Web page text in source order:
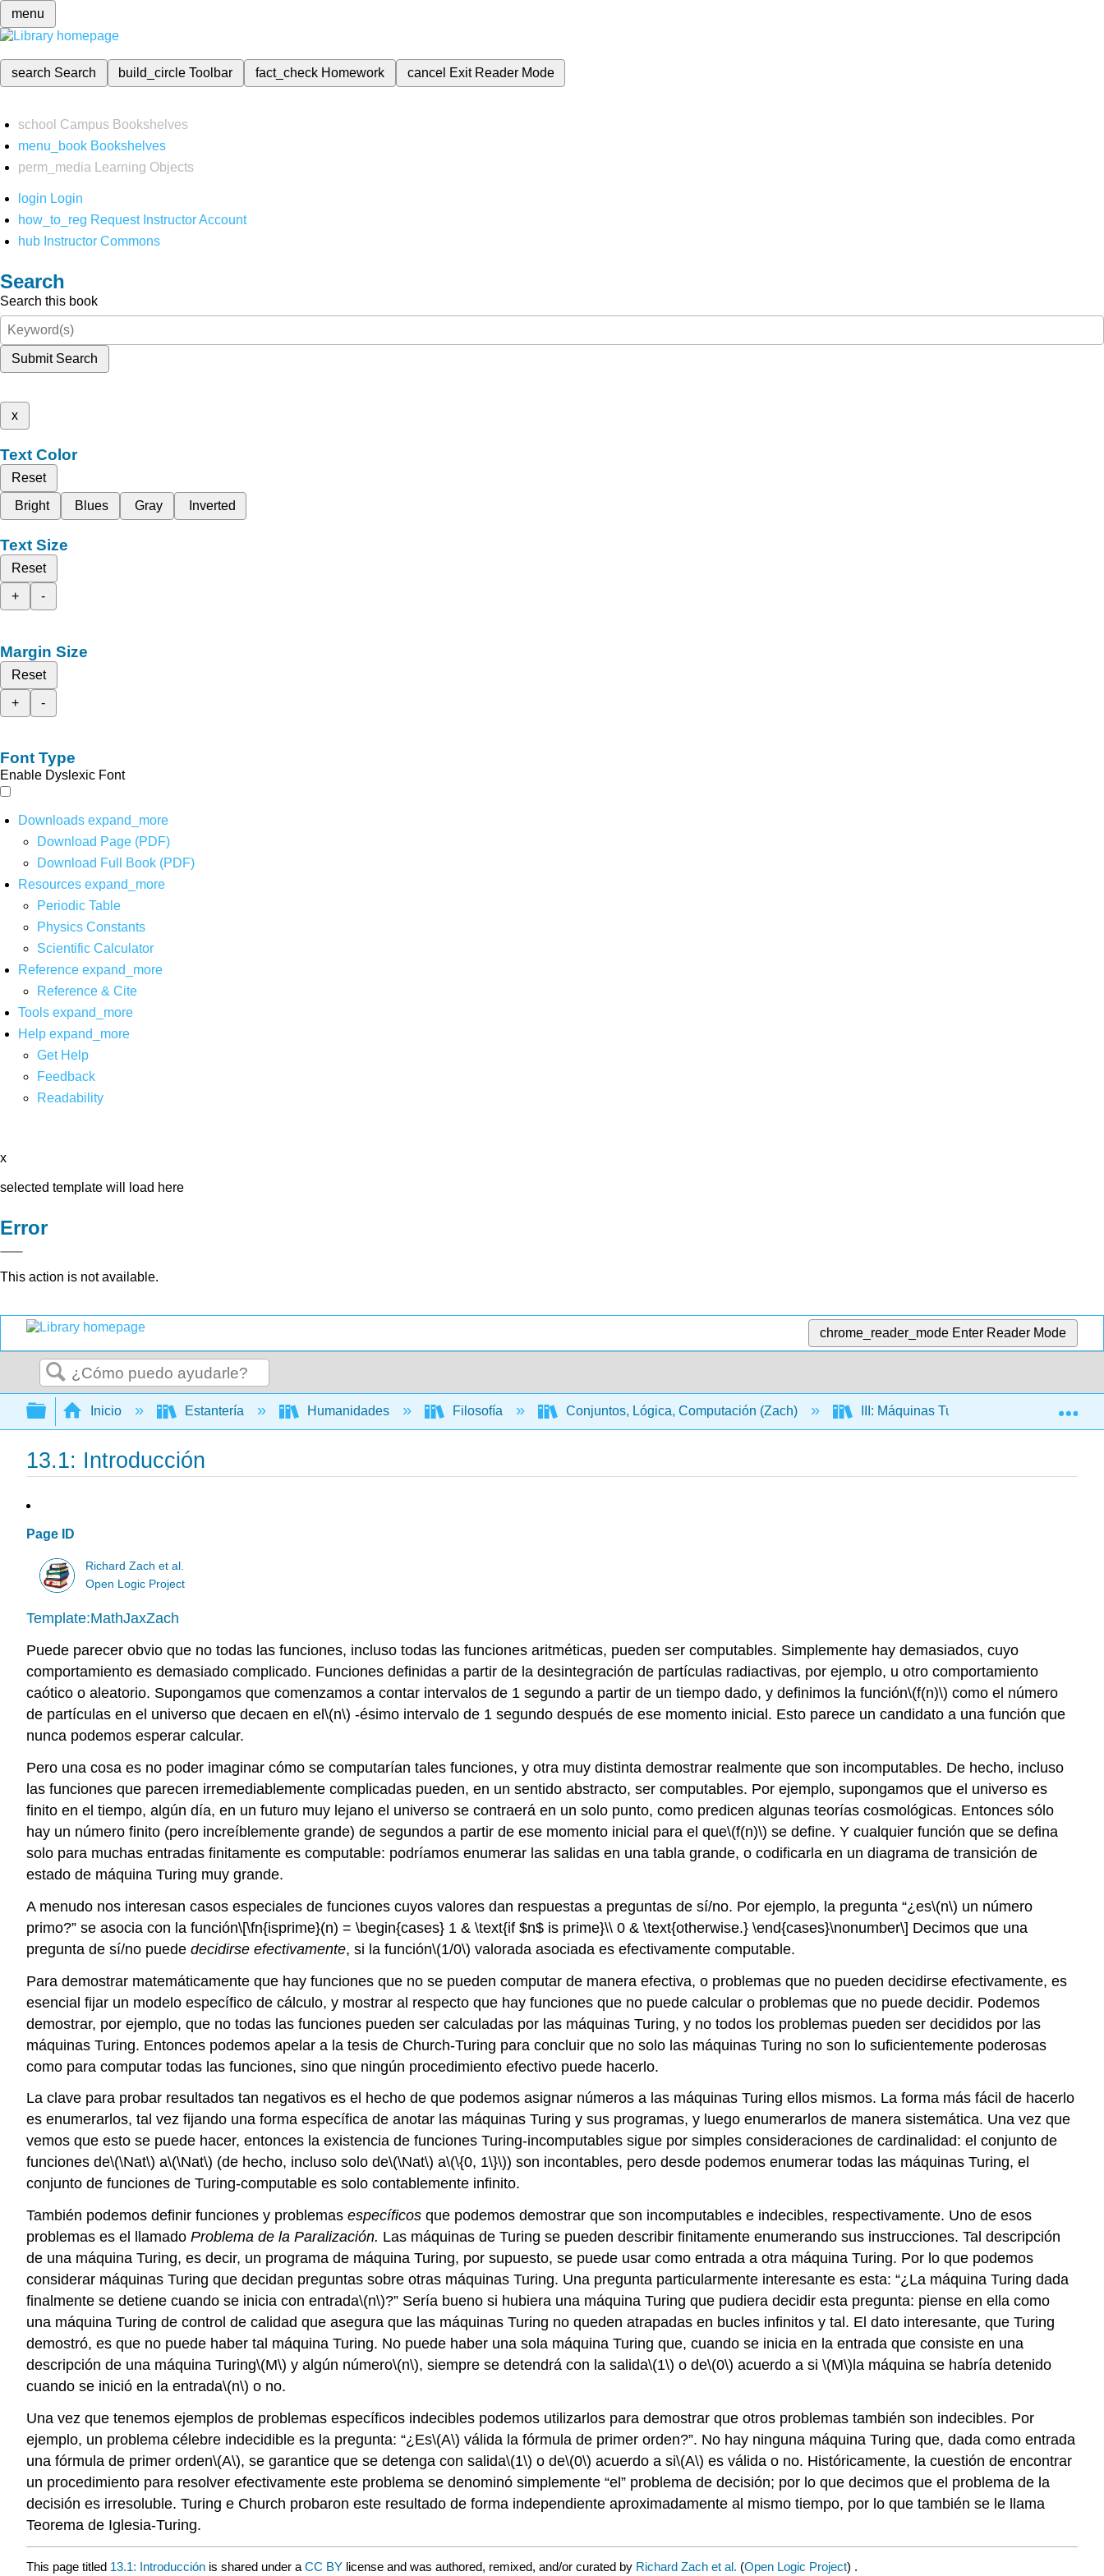
menu
search Search build_circleToolbar fact_check Homework cancel Exit Reader Mode
school Campus Bookshelves
menu_book Bookshelves
perm_media
Learning Objects
login Login
how_to_reg Request Instructor Account
hub Instructor Commons
Search
Search this book
Submit Search
x
Text Color
Reset
Bright
Blues Gray Inverted
Text Size
Reset
+
-
Margin Size
Reset
+
-
Font Type
Enable Dyslexic Font
Downloads expand_more
Download Page (PDF)
Download Full Book (PDF)
Resources expand_more
Periodic Table
Physics Constants
Scientific Calculator
Reference expand_more
Reference & Cite
Tools expand_more
Help expand_more
Get Help
Feedback
Readability
x
selected template will load here
Error
This action is not available.
chrome_reader_mode Enter Reader Mode
Buscar
Expandir/contraer jerarquía global
Inicio Estantería Humanidades Filosofía Conjuntos, Lógica, Computación (Zach) III: Máquinas Turing 13:
13.1: Introducción
Page ID
Richard Zach et al.
Open Logic Project
Template:MathJaxZach
Puede parecer obvio que no todas las funciones, incluso todas las funciones aritméticas, pueden ser computables. Simplemente hay demasiados, cuyo
comportamiento es demasiado complicado. Funciones definidas a partir de la desintegración de partículas radiactivas, por ejemplo, u otro comportamiento
caótico o aleatorio. Supongamos que comenzamos a contar intervalos de 1 segundo a partir de un tiempo dado, y definimos la función\(f(n)\) como el número
de partículas en el universo que decaen en el \(n\) -ésimo intervalo de 1 segundo después de ese momento inicial. Esto parece un candidato a una función que
nunca podemos esperar calcular.
Pero una cosa es no poder imaginar cómo se computarían tales funciones, y otra muy distinta demostrar realmente que son incomputables. De hecho, incluso
las funciones que parecen irremediablemente complicadas pueden, en un sentido abstracto, ser computables. Por ejemplo, supongamos que el universo es
finito en el tiempo, algún día, en un futuro muy lejano el universo se contraerá en un solo punto, como predicen algunas teorías cosmológicas. Entonces sólo
hay un número finito (pero increíblemente grande) de segundos a partir de ese momento inicial para el que\(f(n)\) se define. Y cualquier función que se defina
solo para muchas entradas finitamente es computable: podríamos enumerar las salidas en una tabla grande, o codificarla en un diagrama de transición de
estado de máquina Turing muy grande.
A menudo nos interesan casos especiales de funciones cuyos valores dan respuestas a preguntas de sí/no. Por ejemplo, la pregunta “¿es\(n\) un número
primo?” se asocia con la función\[\fn{isprime}(n) = \begin{cases} 1 & \text{if $n$ is prime}\\ 0 & \text{otherwise.} \end{cases}\nonumber\] Decimos que una
pregunta de sí/no puede decidirse efectivamente, si la función\(1/0\) valorada asociada es efectivamente computable.
Para demostrar matemáticamente que hay funciones que no se pueden computar de manera efectiva, o problemas que no pueden decidirse efectivamente, es
esencial fijar un modelo específico de cálculo, y mostrar al respecto que hay funciones que no puede calcular o problemas que no puede decidir. Podemos
demostrar, por ejemplo, que no todas las funciones pueden ser calculadas por las máquinas Turing, y no todos los problemas pueden ser decididos por las
máquinas Turing. Entonces podemos apelar a la tesis de Church-Turing para concluir que no solo las máquinas Turing no son lo suficientemente poderosas
como para computar todas las funciones, sino que ningún procedimiento efectivo puede hacerlo.
La clave para probar resultados tan negativos es el hecho de que podemos asignar números a las máquinas Turing ellos mismos. La forma más fácil de hacerlo
es enumerarlos, tal vez fijando una forma específica de anotar las máquinas Turing y sus programas, y luego enumerarlos de manera sistemática. Una vez que
vemos que esto se puede hacer, entonces la existencia de funciones Turing-incomputables sigue por simples consideraciones de cardinalidad: el conjunto de
funciones de\(\Nat\) a\(\Nat\) (de hecho, incluso solo de\(\Nat\) a\(\{0, 1\}\)) son incontables, pero desde podemos enumerar todas las máquinas Turing, el
conjunto de funciones de Turing-computable es solo contablemente infinito.
También podemos definir funciones y problemas específicos que podemos demostrar que son incomputables e indecibles, respectivamente. Uno de esos
problemas es el llamado Problema de la Paralización. Las máquinas de Turing se pueden describir finitamente enumerando sus instrucciones. Tal descripción
de una máquina Turing, es decir, un programa de máquina Turing, por supuesto, se puede usar como entrada a otra máquina Turing. Por lo que podemos
considerar máquinas Turing que decidan preguntas sobre otras máquinas Turing. Una pregunta particularmente interesante es esta: “¿La máquina Turing dada
finalmente se detiene cuando se inicia con entrada\(n\)?” Sería bueno si hubiera una máquina Turing que pudiera decidir esta pregunta: piense en ella como
una máquina Turing de control de calidad que asegura que las máquinas Turing no queden atrapadas en bucles infinitos y tal. El dato interesante, que Turing
demostró, es que no puede haber tal máquina Turing. No puede haber una sola máquina Turing que, cuando se inicia en la entrada que consiste en una
descripción de una máquina Turing\(M\) y algún número\(n\), siempre se detendrá con la salida\(1\) o de\(0\) acuerdo a si \(M\) la máquina se habría detenido
cuando se inició en la entrada\(n\) o no.
Una vez que tenemos ejemplos de problemas específicos indecibles podemos utilizarlos para demostrar que otros problemas también son indecibles. Por
ejemplo, un problema célebre indecidible es la pregunta: “¿Es\(A\) válida la fórmula de primer orden?”. No hay ninguna máquina Turing que, dada como entrada
una fórmula de primer orden\(A\), se garantice que se detenga con salida\(1\) o de\(0\) acuerdo a si\(A\) es válida o no. Históricamente, la cuestión de encontrar
un procedimiento para resolver efectivamente este problema se denominó simplemente “el” problema de decisión; por lo que decimos que el problema de la
decisión es irresoluble. Turing e Church probaron este resultado de forma independiente aproximadamente al mismo tiempo, por lo que también se le llama
Teorema de Iglesia-Turing.
This page titled 13.1: Introducción is shared under a CC BY license and was authored, remixed, and/or curated by Richard Zach et al. (Open Logic Project) .